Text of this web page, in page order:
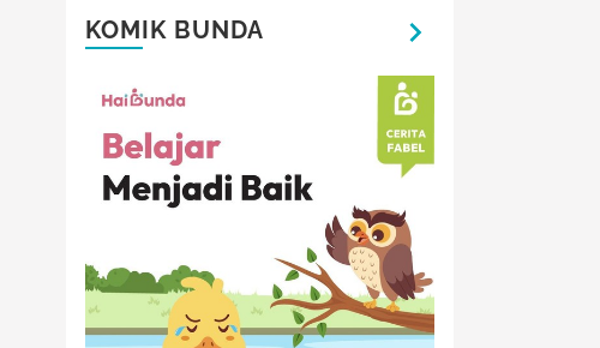
KOMIK BUNDA